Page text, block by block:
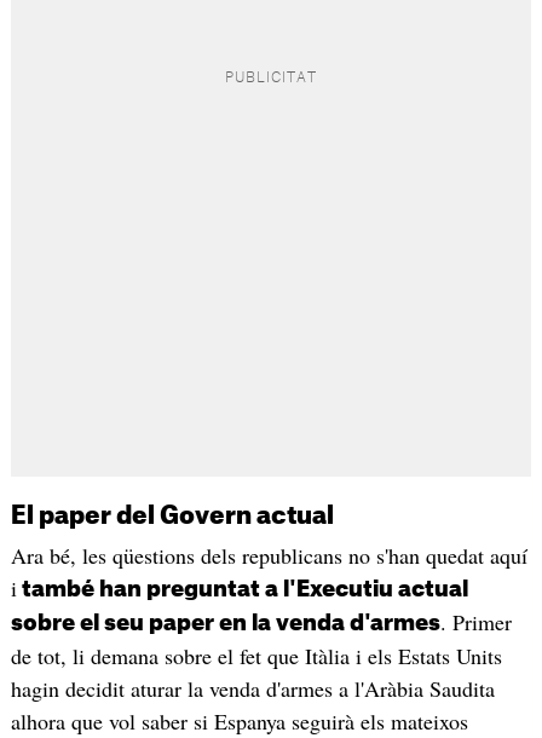
El paper del Govern actual
Ara bé, les qüestions dels republicans no s'han quedat aquí
i també han preguntat a l'Executiu actual
sobre el seu paper en la venda d'armes. Primer
de tot, li demana sobre el fet que Itàlia i els Estats Units
hagin decidit aturar la venda d'armes a l'Aràbia Saudita
alhora que vol saber si Espanya seguirà els mateixos